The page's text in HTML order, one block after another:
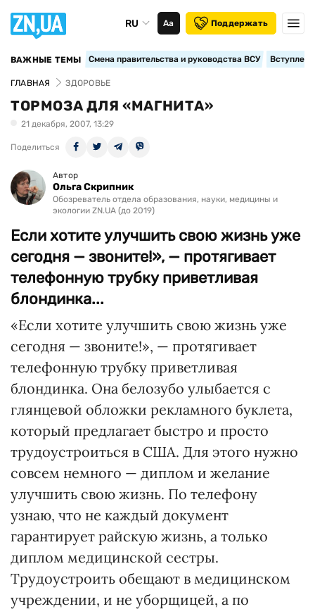
RU Аа Поддержать
ВАЖНЫЕ ТЕМЫ Смена правительства и руководства ВСУ
ГЛАВНАЯ ЗДОРОВЬЕ
ТОРМОЗА ДЛЯ «МАГНИТА»
21 декабря, 2007, 13:29
Поделиться
Автор
Ольга Скрипник
Обозреватель отдела образования, науки, медицины и
экологии ZN.UA (до 2019)
Если хотите улучшить свою жизнь уже
сегодня — звоните!», — протягивает
телефонную трубку приветливая
блондинка...
«Если хотите улучшить свою жизнь уже
сегодня — звоните!», — протягивает
телефонную трубку приветливая
блондинка. Она белозубо улыбается с
глянцевой обложки рекламного буклета,
который предлагает быстро и просто
трудоустроиться в США. Для этого нужно
совсем немного — диплом и желание
улучшить свою жизнь. По телефону
узнаю, что не каждый документ
гарантирует райскую жизнь, а только
диплом медицинской сестры.
Трудоустроить обещают в медицинском
учреждении, и не уборщицей, а по